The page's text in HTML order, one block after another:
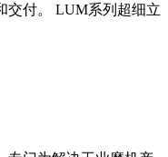
交付。 LUM系列超细立